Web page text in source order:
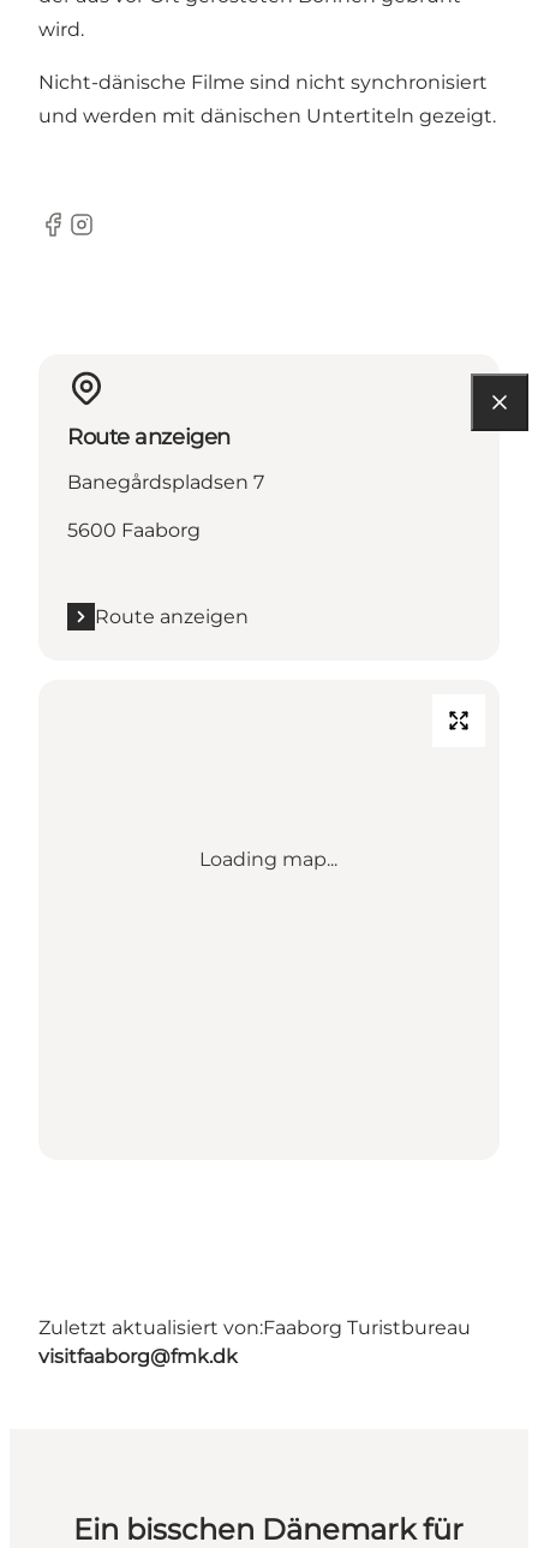
wird.
Nicht-dänische Filme sind nicht synchronisiert
und werden mit dänischen Untertiteln gezeigt.
Facebook
Instagram
Route anzeigen
Banegårdspladsen 7
5600 Faaborg
Route anzeigen
Loading map...
Zuletzt aktualisiert von:Faaborg Turistbureau
visitfaaborg@fmk.dk
Ein bisschen Dänemark für